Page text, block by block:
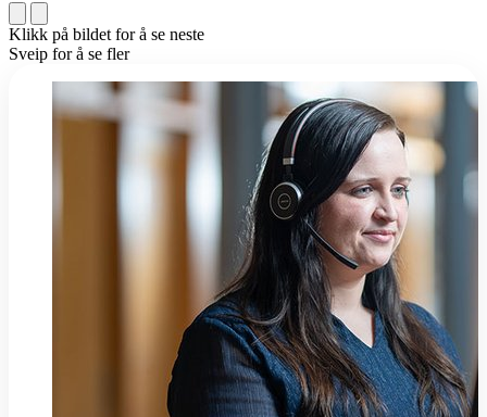
Klikk på bildet for å se neste
Sveip for å se fler